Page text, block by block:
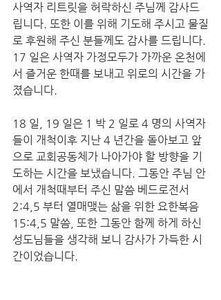
사역자 리트릿을 허락하신 주님께 감사드
립니다. 또한 이를 위해 기도해 주시고 물질
로 후원해 주신 분들께도 감사를 드립니다.
17 일은 사역자 가정모두가 가까운 온천에
서 즐거운 한때를 보내고 위로의 시간을 가
졌습니다.
18 일, 19 일은 1 박 2 일로 4 명의 사역자
들이 개척이후 지난 4 년간을 돌아보고 앞
으로 교회공동체가 나아가야 할 방향을 기
도하는 시간을 보냈습니다. 그동안 주님 안
에서 개척때부터 주신 말씀 베드로전서
2:4,5 부터 열매맺는 삶을 위한 요한복음
15:4,5 말씀, 또한 그동안 함께 하게 하신
성도님들을 생각해 보니 감사가 가득한 시
간이었습니다.